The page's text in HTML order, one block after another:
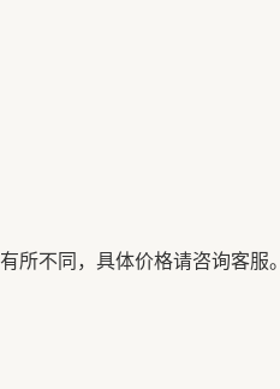
所不同，具体价格请咨询客服。